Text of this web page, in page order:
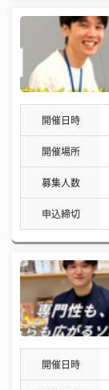
開催日時
開催場所
募集人数
申込締切
開催日時